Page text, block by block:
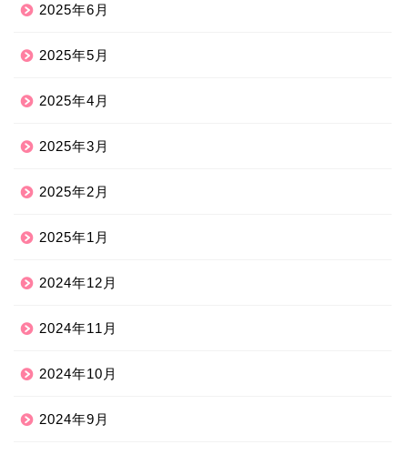
2025年6月
2025年5月
2025年4月
2025年3月
2025年2月
2025年1月
2024年12月
2024年11月
2024年10月
2024年9月